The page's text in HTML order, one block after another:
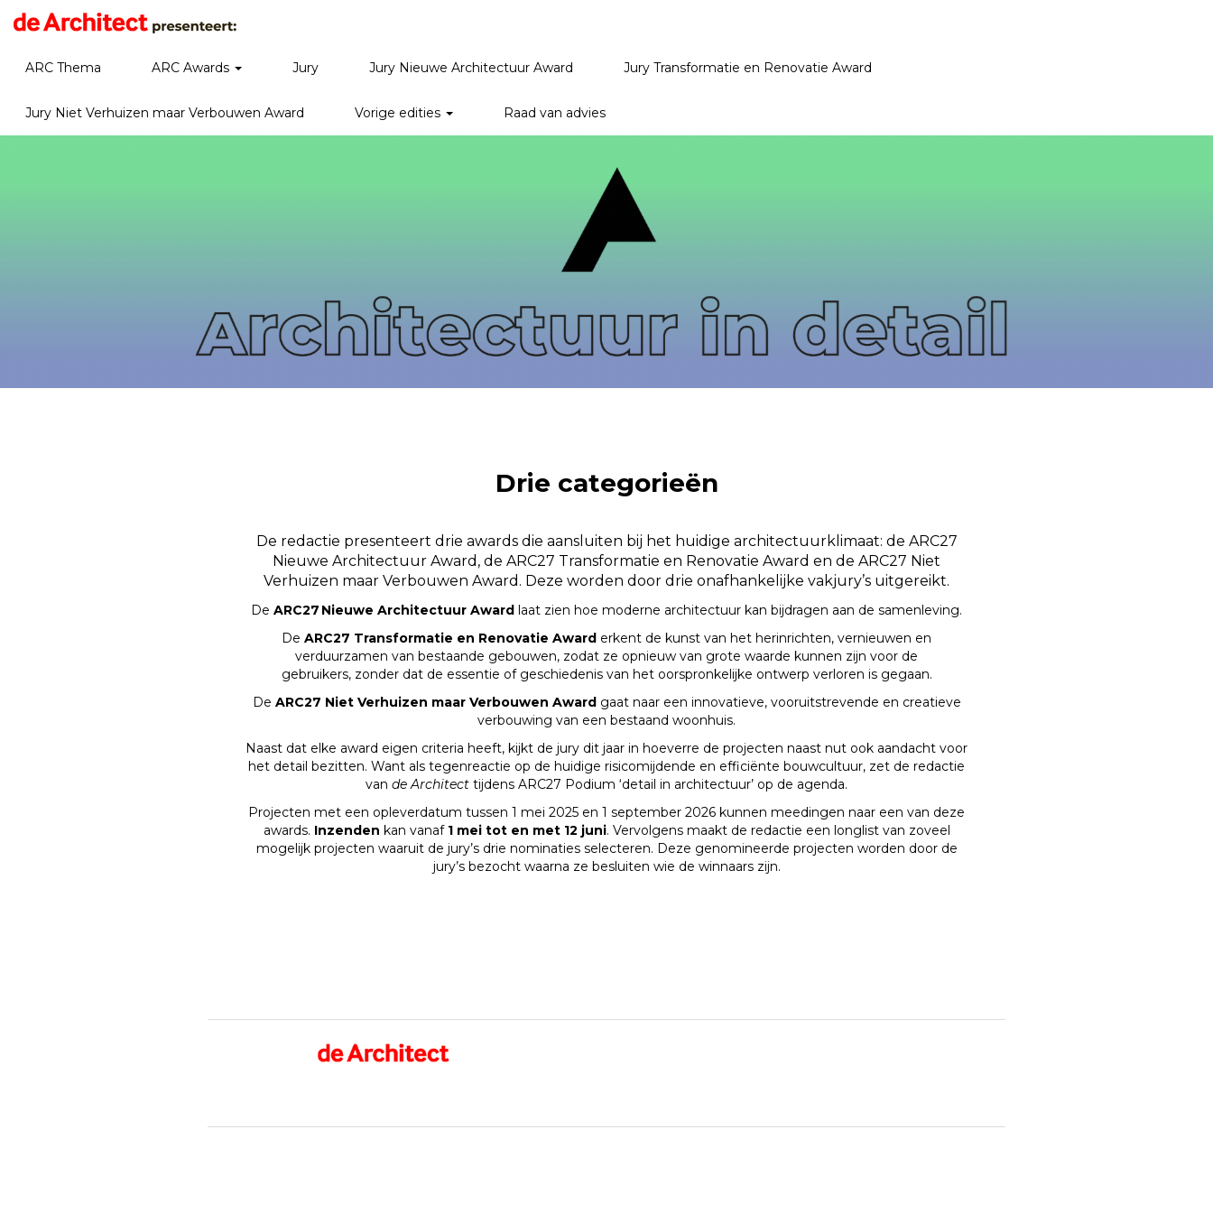
ARC Thema ARC Awards Jury Jury Nieuwe Architectuur Award Jury Transformatie en Renovatie Award
Jury Niet Verhuizen maar Verbouwen Award Vorige edities Raad van advies
Drie categorieën
De redactie presenteert drie awards die aansluiten bij het huidige architectuurklimaat: de ARC27
Nieuwe Architectuur Award, de ARC27 Transformatie en Renovatie Award en de ARC27 Niet
Verhuizen maar Verbouwen Award. Deze worden door drie onafhankelijke vakjury’s uitgereikt.
De ARC27 Nieuwe Architectuur Award laat zien hoe moderne architectuur kan bijdragen aan de samenleving.
De ARC27 Transformatie en Renovatie Award erkent de kunst van het herinrichten, vernieuwen en
verduurzamen van bestaande gebouwen, zodat ze opnieuw van grote waarde kunnen zijn voor de
gebruikers, zonder dat de essentie of geschiedenis van het oorspronkelijke ontwerp verloren is gegaan.
De ARC27 Niet Verhuizen maar Verbouwen Award gaat naar een innovatieve, vooruitstrevende en creatieve
verbouwing van een bestaand woonhuis.
Naast dat elke award eigen criteria heeft, kijkt de jury dit jaar in hoeverre de projecten naast nut ook aandacht voor
het detail bezitten. Want als tegenreactie op de huidige risicomijdende en efficiënte bouwcultuur, zet de redactie
van de Architect tijdens ARC27 Podium ‘detail in architectuur’ op de agenda.
Projecten met een opleverdatum tussen 1 mei 2025 en 1 september 2026 kunnen meedingen naar een van deze
awards. Inzenden kan vanaf 1 mei tot en met 12 juni. Vervolgens maakt de redactie een longlist van zoveel
mogelijk projecten waaruit de jury’s drie nominaties selecteren. Deze genomineerde projecten worden door de
jury’s bezocht waarna ze besluiten wie de winnaars zijn.